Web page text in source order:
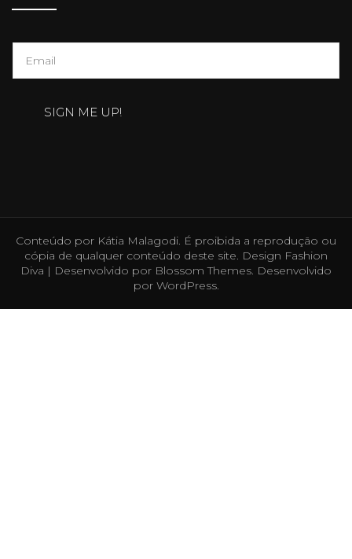
SIGN ME UP!
Conteúdo por Kátia Malagodi. É proibida a reprodução ou
cópia de qualquer conteúdo deste site. Design Fashion
Diva | Desenvolvido por Blossom Themes. Desenvolvido
por WordPress.